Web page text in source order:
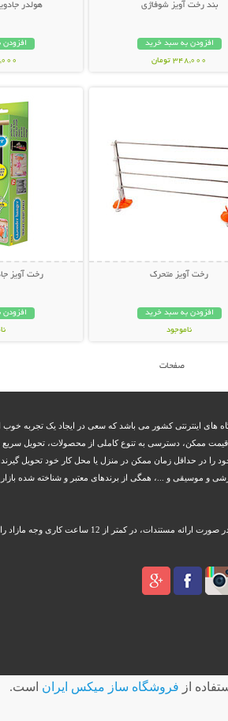
بند رخت آویز شوفاژی
افزودن به سبد خرید
348,000 تومان
هولدر
45,000
رخت آویز متحرک
افزودن به سبد خرید
ناموجود
رخت آویز
صفحات
های اینترنتی کشور می باشد که سعی در ایجاد یک تجربه
ممکن، دسترسی به تنوع کاملی از محصولات، تحویل
را در حداقل زمان ممکن در منزل یا محل کار خود تحویل
و موسیقی و ...، همگی از برندهای معتبر و شناخته شده
از فروشگاه ساز ميکس ايران است.